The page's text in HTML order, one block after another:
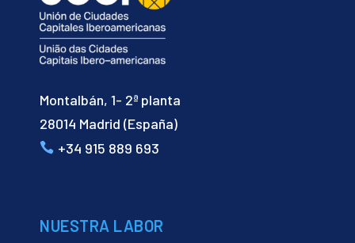
Montalbán, 1- 2ª planta
28014 Madrid (España)
+34 915 889 693
NUESTRA LABOR